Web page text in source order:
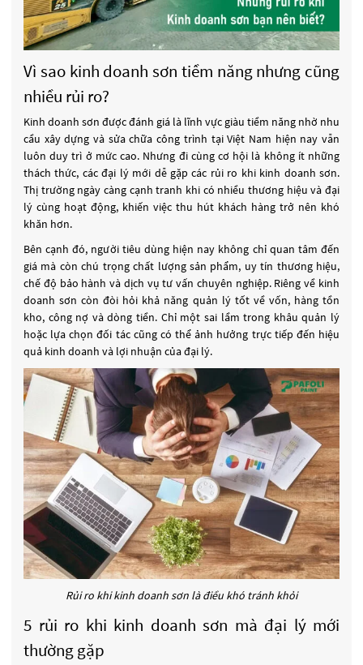
Vì sao kinh doanh sơn tiềm năng nhưng cũng
nhiều rủi ro?
Kinh doanh sơn được đánh giá là lĩnh vực giàu tiềm năng nhờ nhu
cầu xây dựng và sửa chữa công trình tại Việt Nam hiện nay vẫn
luôn duy trì ở mức cao. Nhưng đi cùng cơ hội là không ít những
thách thức, các đại lý mới dễ gặp các rủi ro khi kinh doanh sơn.
Thị trường ngày càng cạnh tranh khi có nhiều thương hiệu và đại
lý cùng hoạt động, khiến việc thu hút khách hàng trở nên khó
khăn hơn.
Bên cạnh đó, người tiêu dùng hiện nay không chỉ quan tâm đến
giá mà còn chú trọng chất lượng sản phẩm, uy tín thương hiệu,
chế độ bảo hành và dịch vụ tư vấn chuyên nghiệp. Riêng về kinh
doanh sơn còn đòi hỏi khả năng quản lý tốt về vốn, hàng tồn
kho, công nợ và dòng tiền. Chỉ một sai lầm trong khâu quản lý
hoặc lựa chọn đối tác cũng có thể ảnh hưởng trực tiếp đến hiệu
quả kinh doanh và lợi nhuận của đại lý.
Rủi ro khi kinh doanh sơn là điều khó tránh khỏi
5 rủi ro khi kinh doanh sơn mà đại lý mới
thường gặp